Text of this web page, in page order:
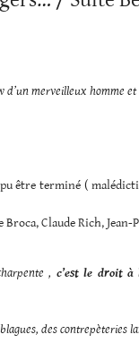
d’un merveilleux homme
être terminé (
Broca, Claude Rich,
, c’est le droit
des contrepèteries